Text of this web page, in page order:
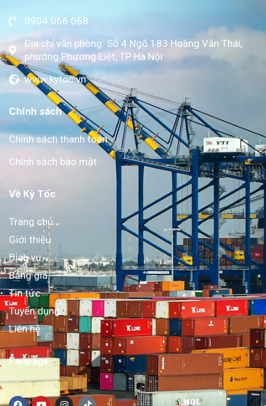
0904.066.068
Địa chỉ văn phòng: Số 4 Ngõ 183 Hoàng Văn Thái,
phường Phương Liệt, TP Hà Nội
www.kytoc.vn
Chính sách
Chính sách thanh toán
Chính sách bảo mật
Về Kỳ Tốc
Trang chủ
Giới thiệu
Dịch vụ
Bảng giá
Tin tức
Tuyển dụng
Liên hệ
Fanpage